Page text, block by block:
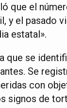
que el
y el pasado
estatal».
que se
Se
con
signos de